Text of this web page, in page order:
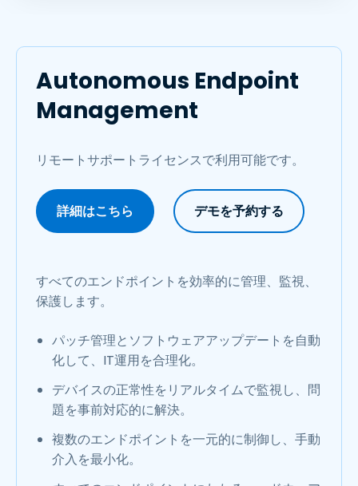
Autonomous Endpoint
Management
リモートサポートライセンスで利用可能です。
詳細はこちら デモを予約する
すべてのエンドポイントを効率的に管理、監視、
保護します。
パッチ管理とソフトウェアアップデートを自動
化して、IT運用を合理化。
デバイスの正常性をリアルタイムで監視し、問
題を事前対応的に解決。
複数のエンドポイントを一元的に制御し、手動
介入を最小化。